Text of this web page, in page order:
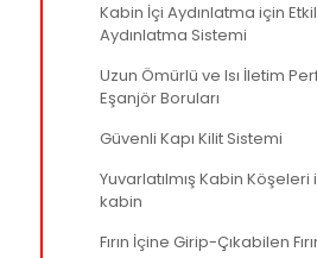
Kabin İçi Aydınlatma için
Aydınlatma Sistemi
Uzun Ömürlü ve Isı İletim
Eşanjör Boruları
Güvenli Kapı Kilit Sistemi
Yuvarlatılmış Kabin
kabin
Fırın İçine Girip-Çıkabilen